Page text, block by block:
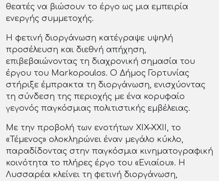
θεατές να βιώσουν το έργο ως μια εμπειρία
ενεργής συμμετοχής.
Η φετινή διοργάνωση κατέγραψε υψηλή
προσέλευση και διεθνή απήχηση,
επιβεβαιώνοντας τη διαχρονική σημασία του
έργου του Markopoulos. Ο Δήμος Γορτυνίας
στήριξε έμπρακτα τη διοργάνωση, ενισχύοντας
τη σύνδεση της περιοχής με ένα κορυφαίο
γεγονός παγκόσμιας πολιτιστικής εμβέλειας.
Με την προβολή των ενοτήτων XIX–XXII, το
«Τέμενος» ολοκληρώνει έναν μεγάλο κύκλο,
παραδίδοντας στην παγκόσμια κινηματογραφική
κοινότητα το πλήρες έργο του «Ενιαίου». Η
Λυσσαρέα κλείνει τη φετινή διοργάνωση,